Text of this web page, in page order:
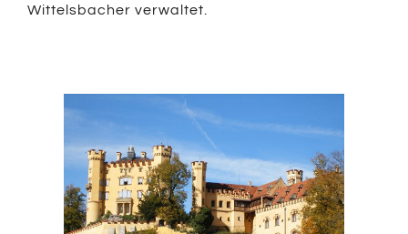
Wittelsbacher verwaltet.